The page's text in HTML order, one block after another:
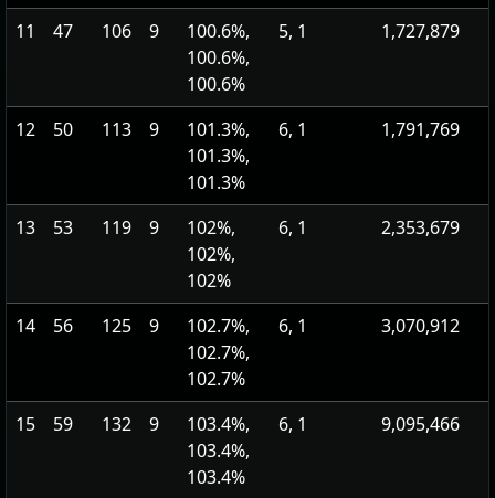
11 47 106 9
100.6%,
100.6%,
100.6%
5, 1 1,727,879
12 50 113 9
101.3%,
101.3%,
101.3%
6, 1 1,791,769
13 53 119 9
102%,
102%,
102%
6, 1 2,353,679
14 56 125 9
102.7%,
102.7%,
102.7%
6, 1 3,070,912
15 59 132 9
103.4%,
103.4%,
103.4%
6, 1 9,095,466